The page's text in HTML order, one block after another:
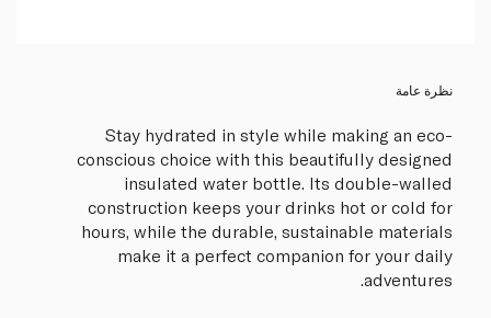
نظرة عامة
Stay hydrated in style while making an eco-
conscious choice with this beautifully designed
insulated water bottle. Its double-walled
construction keeps your drinks hot or cold for
hours, while the durable, sustainable materials
make it a perfect companion for your daily
adventures.